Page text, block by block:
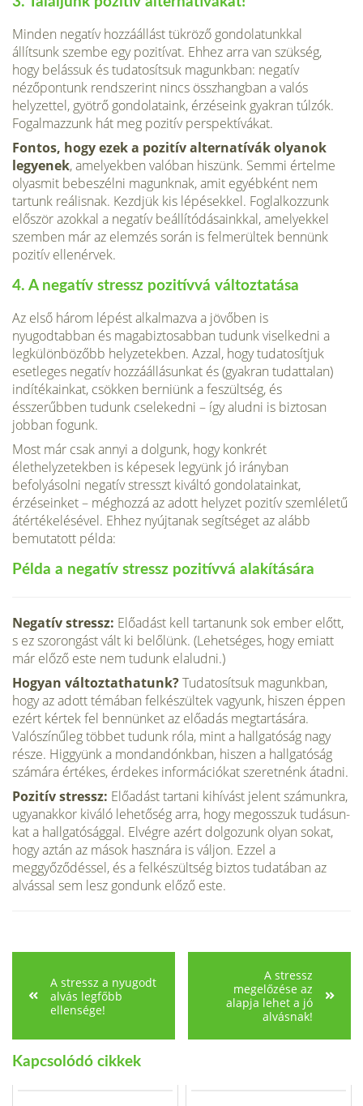
Minden negatív hozzáállást tükröző gondolatunkkal
állítsunk szembe egy pozitívat. Ehhez arra van szükség,
hogy belássuk és tudatosítsuk magunkban: negatív
nézőpontunk rendszerint nincs összhangban a valós
helyzettel, gyötrő gondolataink, érzéseink gyakran túlzók.
Fogal­mazzunk hát meg pozitív perspektívákat.
Fontos, hogy ezek a pozitív alternatívák olyanok
legyenek, amelyek­ben valóban hiszünk. Semmi értelme
olyasmit bebeszélni magunknak, amit egyébként nem
tartunk reálisnak. Kezdjük kis lépésekkel. Foglal­kozzunk
először azokkal a negatív beállítódásainkkal, amelyekkel
szem­ben már az elemzés során is felmerültek bennünk
pozitív ellenérvek.
4. A negatív stressz pozitívvá változtatása
Az első három lépést alkalmazva a jövőben is
nyugodtabban és magabiz­tosabban tudunk viselkedni a
legkülönbözőbb helyzetekben. Azzal, hogy tudatosítjuk
esetleges negatív hozzáállásunkat és (gyakran tudattalan)
indítékainkat, csökken berniünk a feszültség, és
ésszerűbben tudunk cselekedni – így aludni is biztosan
jobban fogunk.
Most már csak annyi a dolgunk, hogy konkrét
élethelyzetekben is képesek legyünk jó irányban
befolyásolni negatív stresszt kiváltó gondo­latainkat,
érzéseinket – méghozzá az adott helyzet pozitív szemléletű
átértékelésével. Ehhez nyújtanak segítséget az alább
bemutatott példa:
Példa a negatív stressz pozitívvá alakítására
Negatív stressz: Előadást kell tartanunk sok ember előtt,
s ez szorongást vált ki belőlünk. (Lehetséges, hogy emiatt
már előző este nem tudunk elaludni.)
Hogyan változtathatunk?Tudatosítsuk magunkban,
hogy az adott témában fel­készültek vagyunk, hiszen éppen
ezért kértek fel ben­nünket az előadás megtartására.
Valószínűleg többet tudunk róla, mint a hallgatóság nagy
része. Higgyünk a mondandónkban, hiszen a hallgatóság
számára értékes, érdekes információkat szeretnénk átadni.
Pozitív stressz: Előadást tartani kihí­vást jelent számunkra,
ugyanakkor kiváló lehetőség arra, hogy megosszuk tudásun­
kat a hallgatósággal. Elvégre azért dolgo­zunk olyan sokat,
hogy aztán az mások hasz­nára is váljon. Ezzel a
meggyőződéssel, és a felkészültség biztos tudatában az
alvással sem lesz gondunk előző este.
A stressz a nyugodt
alvás legfőbb
ellensége!
A stressz
megelőzése az
alapja lehet a jó
alvásnak!
Kapcsolódó cikkek